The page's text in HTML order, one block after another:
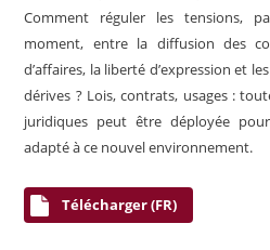
Comment réguler les tensions,
moment, entre la diffusion des
d’affaires, la liberté d’expression et
dérives ? Lois, contrats, usages :
juridiques peut être déployée
adapté à ce nouvel environnement.
Télécharger (FR)